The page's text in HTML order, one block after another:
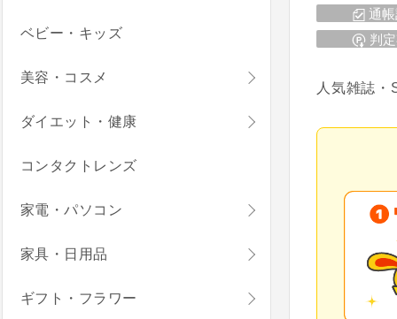
通
判
人気雑誌・
ベビー・キッズ
美容・コスメ
ダイエット・健康
コンタクトレンズ
家電・パソコン
家具・日用品
ギフト・フラワー